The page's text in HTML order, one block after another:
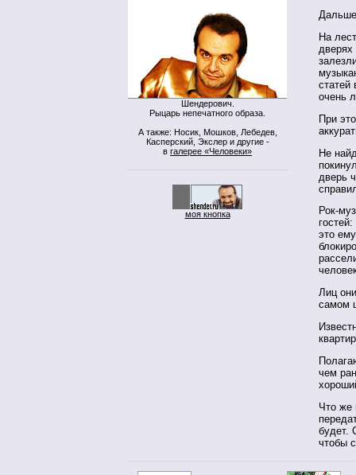
Шендерович.
Рыцарь непечатного образа.
А также: Носик, Мошков, Лебедев,
Касперский, Экслер и другие -
в галерее «Человеки»
моя кнопка
Дальше
На
дверях
статей
очень
При
Не
дверь
Рок-
это
Лиц
самом
чем
Что же
будет.
чтобы